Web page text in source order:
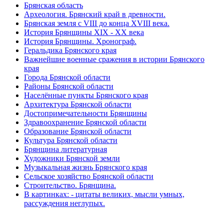
Брянская область
Археология. Брянский край в древности.
Брянская земля с VIII до конца XVIII века.
История Брянщины XIX - XX века
История Брянщины. Хронограф.
Геральдика Брянского края
Важнейшие военные сражения в истории Брянского
края
Города Брянской области
Районы Брянской области
Населённые пункты Брянского края
Архитектура Брянской области
Достопримечательности Брянщины
Здравоохранение Брянской области
Образование Брянской области
Культура Брянской области
Брянщина литературная
Художники Брянской земли
Музыкальная жизнь Брянского края
Сельское хозяйство Брянской области
Строительство. Брянщина.
В картинках: - цитаты великих, мысли умных,
рассуждения неглупых.